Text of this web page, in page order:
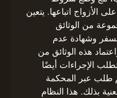
الأزواج اتباعها. يتعين
من الوثائق
وشهادة عدم
هذه الوثائق من
الإجراءات أيضًا
طلب عبر المحكمة
بذلك. هذا النظام